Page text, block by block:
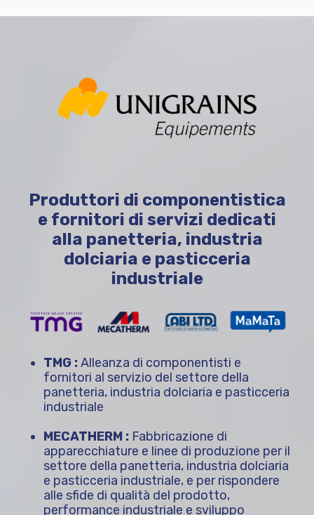
Produttori di componentistica
e fornitori di servizi dedicati
alla panetteria, industria
dolciaria e pasticceria
industriale
TMG :Alleanza di componentisti e
fornitori al servizio del settore della
panetteria, industria dolciaria e pasticceria
industriale
MECATHERM : Fabbricazione di
apparecchiature e linee di produzione per il
settore della panetteria, industria dolciaria
e pasticceria industriale, e per rispondere
alle sfide di qualità del prodotto,
performance industriale e sviluppo